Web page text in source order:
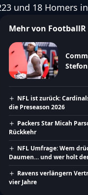
und 18 Homers
Mehr von FootballR
NFL ist zurück:
die Preseason 2026
Packers Star Micah
Rückkehr
NFL Umfrage: Wem
Daumen… und wer holt
Ravens verlängern
vier Jahre